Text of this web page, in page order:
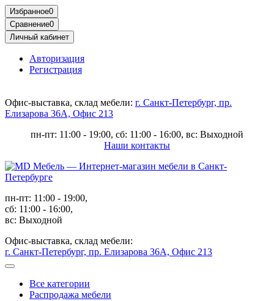
Избранное0
Сравнение0
Личный кабинет
Авторизация
Регистрация
Офис-выставка, склад мебели: г. Санкт-Петербург, пр.
Елизарова 36А, Офис 213
пн-пт: 11:00 - 19:00, сб: 11:00 - 16:00, вс: Выходной
Наши контакты
пн-пт: 11:00 - 19:00,
сб: 11:00 - 16:00,
вс: Выходной
Офис-выставка, склад мебели:
г. Санкт-Петербург, пр. Елизарова 36А, Офис 213
Все категории
Распродажа мебели